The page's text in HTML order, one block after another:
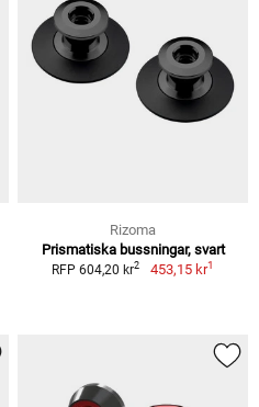
Rizoma
Prismatiska bussningar, svart
RFP 604,20 kr2 453,15 kr1